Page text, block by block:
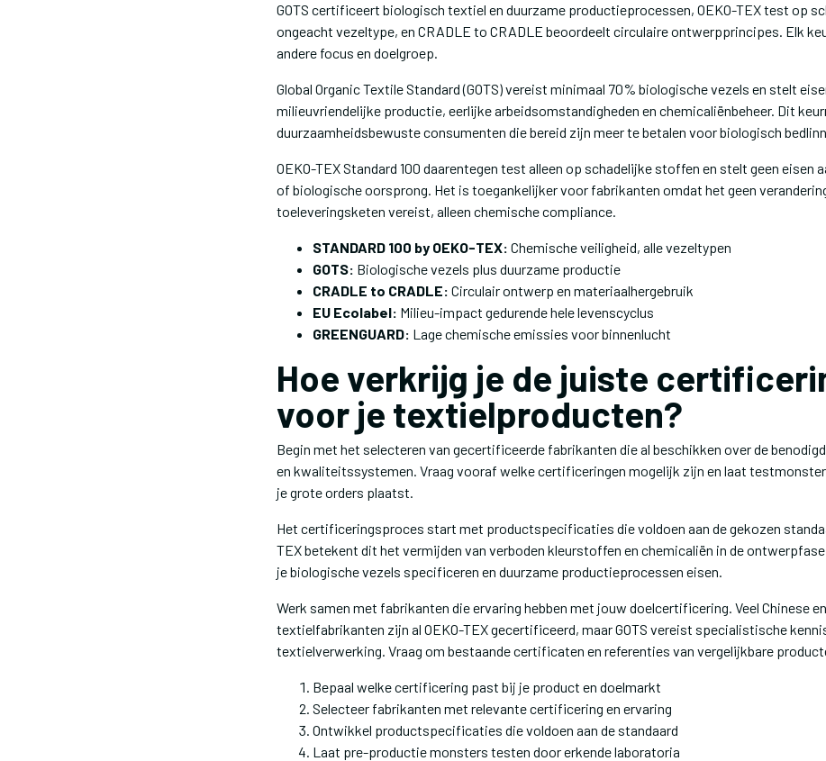
GOTS certificeert biologisch textiel en duurzame productieprocessen, OEKO-TEX test op
ongeacht vezeltype, en CRADLE to CRADLE beoordeelt circulaire ontwerpprincipes. Elk
andere focus en doelgroep.
Global Organic Textile Standard (GOTS) vereist minimaal 70% biologische vezels en stelt
milieuvriendelijke productie, eerlijke arbeidsomstandigheden en chemicaliënbeheer. Dit
duurzaamheidsbewuste consumenten die bereid zijn meer te betalen voor biologisch
OEKO-TEX Standard 100 daarentegen test alleen op schadelijke stoffen en stelt geen eisen
of biologische oorsprong. Het is toegankelijker voor fabrikanten omdat het geen
toeleveringsketen vereist, alleen chemische compliance.
STANDARD 100 by OEKO-TEX: Chemische veiligheid, alle vezeltypen
GOTS: Biologische vezels plus duurzame productie
CRADLE to CRADLE: Circulair ontwerp en materiaalhergebruik
EU Ecolabel: Milieu-impact gedurende hele levenscyclus
GREENGUARD: Lage chemische emissies voor binnenlucht
Hoe verkrijg je de juiste
voor je textielproducten?
Begin met het selecteren van gecertificeerde fabrikanten die al beschikken over de
en kwaliteitssystemen. Vraag vooraf welke certificeringen mogelijk zijn en laat
je grote orders plaatst.
Het certificeringsproces start met productspecificaties die voldoen aan de gekozen
TEX betekent dit het vermijden van verboden kleurstoffen en chemicaliën in de
je biologische vezels specificeren en duurzame productieprocessen eisen.
Werk samen met fabrikanten die ervaring hebben met jouw doelcertificering. Veel Chinese
textielfabrikanten zijn al OEKO-TEX gecertificeerd, maar GOTS vereist specialistische
textielverwerking. Vraag om bestaande certificaten en referenties van vergelijkbare
Bepaal welke certificering past bij je product en doelmarkt
Selecteer fabrikanten met relevante certificering en ervaring
Ontwikkel productspecificaties die voldoen aan de standaard
Laat pre-productie monsters testen door erkende laboratoria